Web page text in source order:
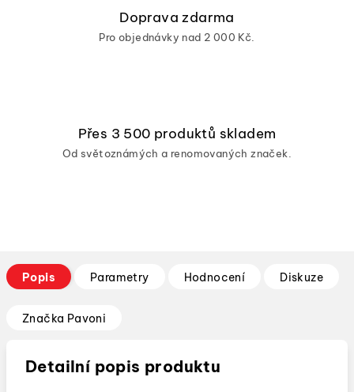
Doprava zdarma
Pro objednávky nad 2 000 Kč.
Přes 3 500 produktů skladem
Od světoznámých a renomovaných značek.
Popis Parametry Hodnocení Diskuze
Značka Pavoni
Detailní popis produktu